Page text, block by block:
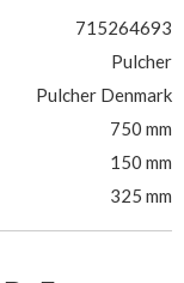
715264693
Pulcher
Pulcher Denmark
750 mm
150 mm
325 mm